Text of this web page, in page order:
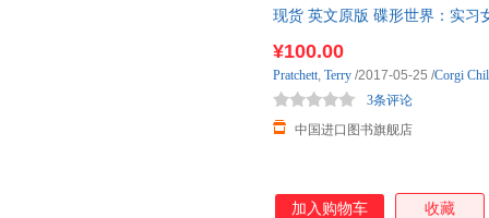
现货 英文原版 碟形世界：实习
¥100.00
中国进口图书旗舰店
3条评论
Pratchett, Terry /2017-05-25 /Corgi
加入购物车 收藏